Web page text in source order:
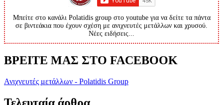
Μπείτε στο κανάλι Polatidis group στο youtube για να δείτε τα πάντα
σε βιντεάκια που έχουν σχέση με ανιχνευτές μετάλλων και χρυσού.
Νέες ειδήσεις...
ΒΡΕΙΤΕ ΜΑΣ ΣΤΟ FACEBOOK
Ανιχνευτές μετάλλων - Polatidis Group